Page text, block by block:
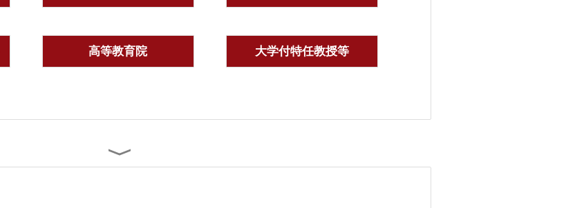
高等教育院 大学付特任教授等